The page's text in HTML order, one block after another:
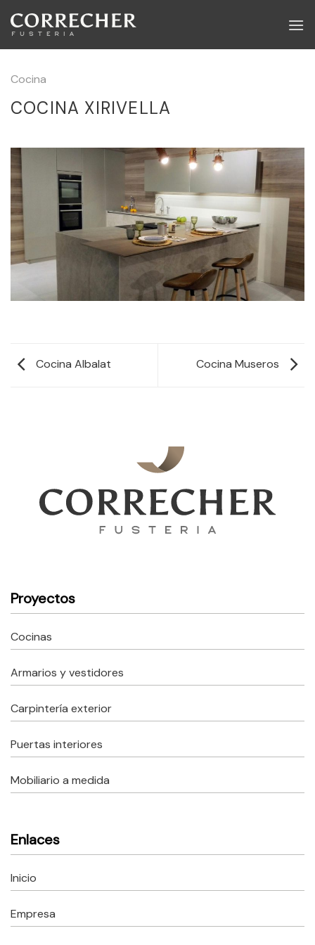
to
Cocina
COCINA XIRIVELLA
Cocina Albalat Cocina Museros
Proyectos
Cocinas
Armarios y vestidores
Carpintería exterior
Puertas interiores
Mobiliario a medida
Enlaces
Inicio
Empresa